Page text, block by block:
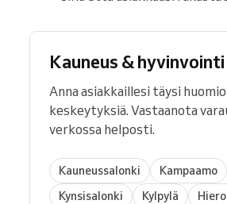
Kauneus & hyvinvointi
Anna asiakkaillesi täysi
keskeytyksiä. Vastaanota
verkossa helposti.
Kauneussalonki Kampaamo
Kynsisalonki
Kylpylä